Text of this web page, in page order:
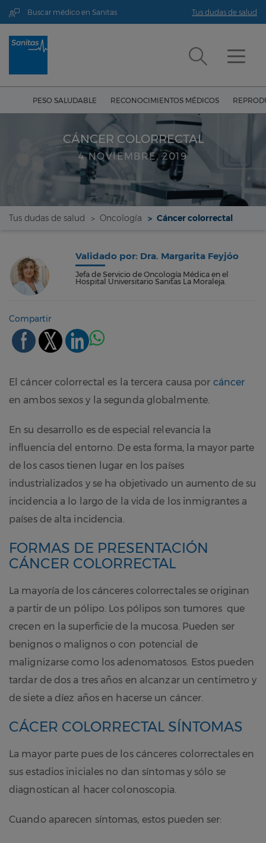
Buscar médico en Sanitas Tus dudas de salud
PESO SALUDABLE RECONOCIMIENTOS MÉDICOS
CÁNCER COLORRECTAL
4 NOVIEMBRE, 2019
Tus dudas de salud Oncología Cáncer colorrectal
Validado por: Dra. Margarita Feyjóo
Jefa de Servicio de Oncología Médica en el
Hospital Universitario Sanitas La Moraleja.
Compartir
El cáncer colorrectal es la tercera causa por cáncer
en ambos sexos y la segunda globalmente.
En su desarrollo es de especial relevancia la
influencia del entorno. De esta forma, la mayor parte
de los casos tienen lugar en los países
industrializados y se ha objetivado un aumento de su
incidencia a lo largo de la vida de los inmigrantes a
países de alta incidencia.
FORMAS DE PRESENTACIÓN
CÁNCER COLORRECTAL
La mayoría de los cánceres colorrectales se originan
a partir de un pólipo. Los pólipos son tumores que
crecen en la superficie de la mucosa. Pueden ser
benignos o malignos o con potencial de
malignizarse como los adenomatosos. Estos pueden
tardar de dos a tres años en alcanzar un centimetro y
de siete a díez años en hacerse un cáncer.
CÁCER COLORRECTAL SÍNTOMAS
La mayor parte pues de los cánceres colorrectales en
sus estadios iniciales no dan síntomas y sólo se
diagnostican al hacer colonoscopia.
Cuando aparecen síntomas, estos pueden ser: